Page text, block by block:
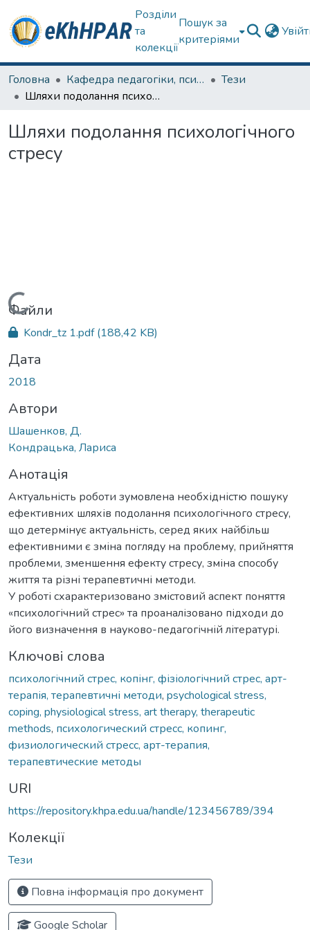
Розділи
та
колекції
Пошук за
критеріями
Головна Кафедра педагогіки, психології, початкової освіти та освітнього менеджменту
Тези
Шляхи подолання психологічного стресу
Шляхи подолання психологічного
стресу
Вантажиться...
Файли
Kondr_tz 1.pdf(188,42 KB)
Дата
2018
Автори
Шашенков, Д.
Кондрацька, Лариса
Анотація
Актуальність роботи зумовлена необхідністю пошуку
ефективних шляхів подолання психологічного стресу,
що детермінує актуальність, серед яких найбільш
ефективними є зміна погляду на проблему, прийняття
проблеми, зменшення ефекту стресу, зміна способу
життя та різні терапевтичні методи.
У роботі схарактеризовано змістовий аспект поняття
«психологічний стрес» та проаналізовано підходи до
його визначення в науково-педагогічній літературі.
Ключові слова
психологічний стрес, копінг, фізіологічний стрес, арт-
терапія, терапевтичні методи, psychological stress,
coping, physiological stress, art therapy, therapeutic
methods, психологический стресс, копинг,
физиологический стресс, арт-терапия,
терапевтические методы
URI
https://repository.khpa.edu.ua/handle/123456789/394
Колекції
Тези
Повна інформація про документ
Google Scholar